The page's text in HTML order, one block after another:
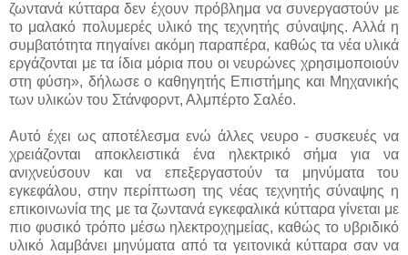
ζωντανά κύτταρα δεν έχουν πρόβλημα να συνεργαστούν με
το μαλακό πολυμερές υλικό της τεχνητής σύναψης. Αλλά η
συμβατότητα πηγαίνει ακόμη παραπέρα, καθώς τα νέα υλικά
εργάζονται με τα ίδια μόρια που οι νευρώνες χρησιμοποιούν
στη φύση», δήλωσε ο καθηγητής Επιστήμης και Μηχανικής
των υλικών του Στάνφορντ, Αλμπέρτο Σαλέο.
Αυτό έχει ως αποτέλεσμα ενώ άλλες νευρο - συσκευές να
χρειάζονται αποκλειστικά ένα ηλεκτρικό σήμα για να
ανιχνεύσουν και να επεξεργαστούν τα μηνύματα του
εγκεφάλου, στην περίπτωση της νέας τεχνητής σύναψης η
επικοινωνία της με τα ζωντανά εγκεφαλικά κύτταρα γίνεται με
πιο φυσικό τρόπο μέσω ηλεκτροχημείας, καθώς το υβριδικό
υλικό λαμβάνει μηνύματα από τα γειτονικά κύτταρα σαν να